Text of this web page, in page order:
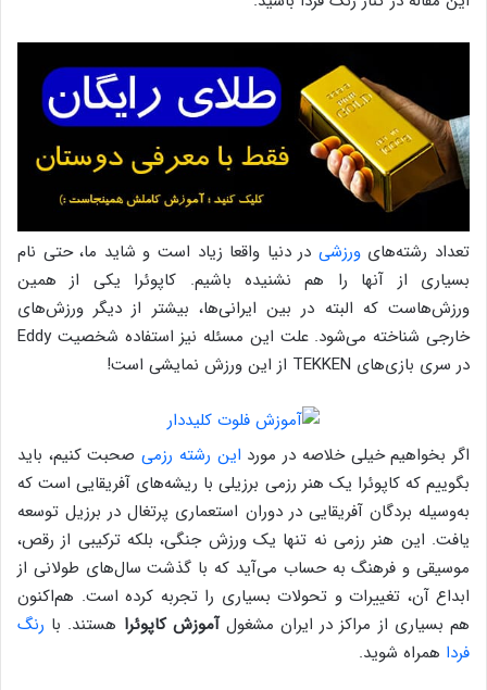
تعداد رشته‌هایورزشی در دنیا واقعا زیاد است و شاید ما، حتی نام
بسیاری از آنها را هم نشنیده باشیم. کاپوئرا یکی از همین
ورزش‌هاست که البته در بین ایرانی‌ها، بیشتر از دیگر ورزش‌های
خارجی شناخته می‌شود. علت این مسئله نیز استفاده شخصیت Eddy
در سری بازی‌های TEKKEN از این ورزش نمایشی است!
اگر بخواهیم خیلی خلاصه در مورد این رشته رزمیصحبت کنیم، باید
بگوییم که کاپوئرا یک هنر رزمی برزیلی با ریشه‌های آفریقایی است که
به‌وسیله بردگان آفریقایی در دوران استعماری پرتغال در برزیل توسعه
یافت. این هنر رزمی نه تنها یک ورزش جنگی، بلکه ترکیبی از رقص،
موسیقی و فرهنگ به حساب می‌آید که با گذشت سال‌های طولانی از
ابداع آن، تغییرات و تحولات بسیاری را تجربه کرده است. هم‌اکنون
هم بسیاری از مراکز در ایران مشغولآموزش کاپوئرا هستند. با رنگ
فردا همراه شوید.